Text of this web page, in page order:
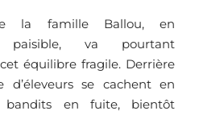
la famille Ballou, en
paisible, va pourtant
équilibre fragile. Derrière
d’éleveurs se cachent en
bandits en fuite, bientôt